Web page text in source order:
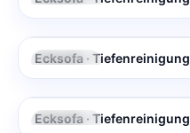
VORHER
Ecksofa · Tiefenreinigung
VORHER
Ecksofa · Tiefenreinigung